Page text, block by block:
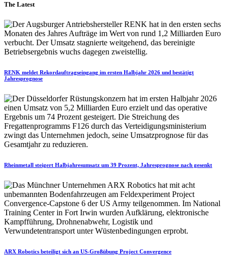
The Latest
RENK meldet Rekordauftragseingang im ersten Halbjahr 2026 und bestätigt
Jahresprognose
Rheinmetall steigert Halbjahresumsatz um 39 Prozent, Jahresprognose nach gesenkt
ARX Robotics beteiligt sich an US-Großübung Project Convergence